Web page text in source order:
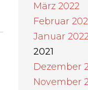
März 2022
Februar
Januar
2021
Dezember
November